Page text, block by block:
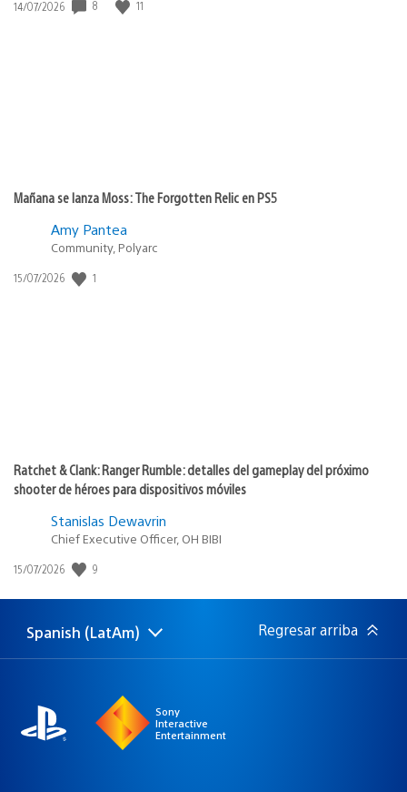
Fecha
14/07/2026 8 11
Mañana se lanza Moss: The Forgotten Relic en PS5
Amy Pantea
Community, Polyarc
Fecha
15/07/2026 1
Ratchet & Clank: Ranger Rumble: detalles del gameplay del próximo
shooter de héroes para dispositivos móviles
Stanislas Dewavrin
Chief Executive Officer, OH BIBI
Fecha
publicación:
15/07/2026 9
Elige
una
Región
actual:
Spanish (LatAm) Regresar arriba
Sony
Interactive
Entertainment